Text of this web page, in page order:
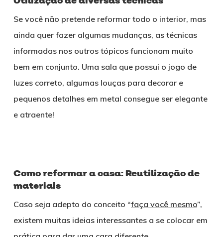
Se você não pretende reformar todo o interior, mas
ainda quer fazer algumas mudanças, as técnicas
informadas nos outros tópicos funcionam muito
bem em conjunto. Uma sala que possui o jogo de
luzes correto, algumas louças para decorar e
pequenos detalhes em metal consegue ser elegante
e atraente!
Como reformar a casa:Reutilização de
materiais
Caso seja adepto do conceito “faça você mesmo”,
existem muitas ideias interessantes a se colocar em